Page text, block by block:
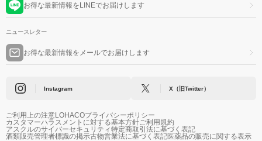
お得な最新情報をLINEでお届けします
ニュースレター
お得な最新情報をメールでお届けします
Instagram X（旧Twitter）
ご利用上の注意LOHACOプライバシーポリシー
カスタマーハラスメントに対する基本方針ご利用規約
アスクルのサイバーセキュリティ特定商取引法に基づく表記
酒類販売管理者標識の掲示古物営業法に基づく表記医薬品の販売に関する表示